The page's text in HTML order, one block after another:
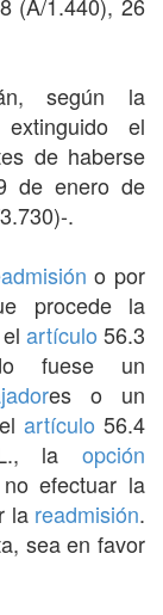
según la
el
de haberse
de enero de
.
o por
procede la
artículo 56.3
fuese un
es o un
elartículo 56.4
la opción
efectuar la
la readmisión.
sea en favor